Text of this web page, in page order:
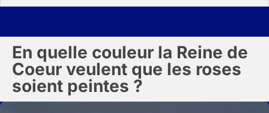
En quelle couleur la Reine de
Coeur veulent que les roses
soient peintes ?